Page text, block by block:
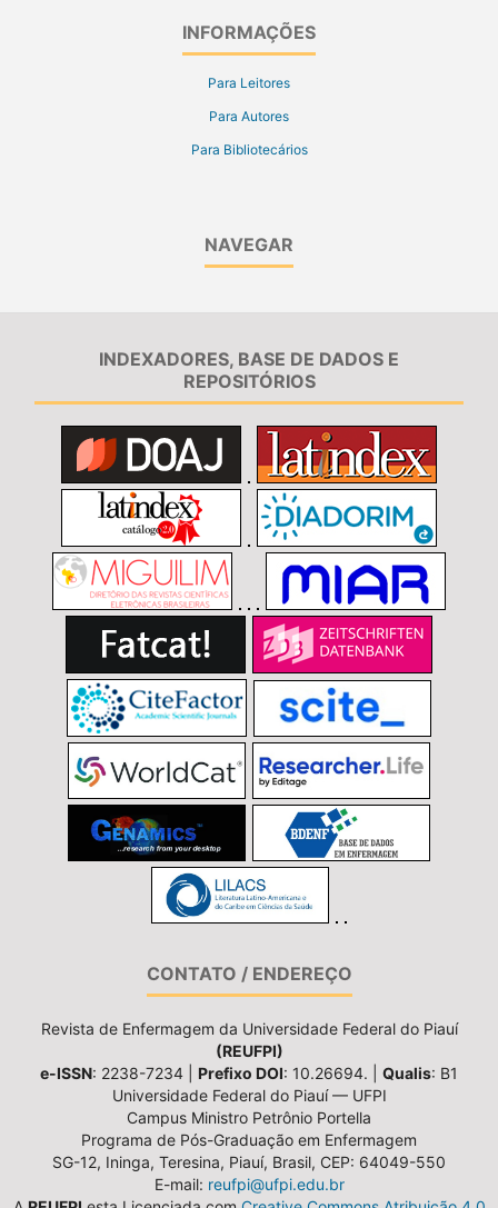
INFORMAÇÕES
Para Leitores
Para Autores
Para Bibliotecários
NAVEGAR
INDEXADORES, BASE DE DADOS E
REPOSITÓRIOS
CONTATO / ENDEREÇO
Revista de Enfermagem da Universidade Federal do Piauí
(REUFPI)
e-ISSN: 2238-7234 | Prefixo DOI: 10.26694. | Qualis: B1
Universidade Federal do Piauí — UFPI
Campus Ministro Petrônio Portella
Programa de Pós-Graduação em Enfermagem
SG-12, Ininga, Teresina, Piauí, Brasil, CEP: 64049-550
E-mail: reufpi@ufpi.edu.br